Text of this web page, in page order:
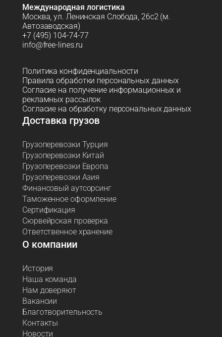
Международная логистика
Москва, ул. Ленинская Слобода, 26с2 (м.
Автозаводская)
+7 (495) 104-74-77
info@free-lines.ru
Политика конфиденциальности
Правила обработки персональных данных
Согласие на получение информационных и
рекламных рассылок
Согласие на обработку персональных данных
Доставка грузов
Грузоперевозки Турция
Грузоперевозки Китай
Грузоперевозки Европа
Грузоперевозки Азия
Финансовый аутсорсинг
Таможенное оформление
Сертификация
Сюрвейрская проверка
Ответственное хранение
О компании
История
Наша команда
Нам доверяют
Вакансии
Благотворительность
Контакты
Новости